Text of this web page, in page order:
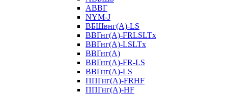
АВВГ
NYM-J
ВБШвнг(А)-LS
ВВГнг(A)-FRLSLTx
ВВГнг(A)-LSLTx
ВВГнг(А)
ВВГнг(А)-FR-LS
ВВГнг(А)-LS
ППГнг(А)-FRHF
ППГнг(А)-HF